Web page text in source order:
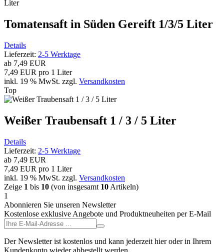
Tomatensaft in Süden Gereift 1/3/5 Liter
Details
Lieferzeit: 2-5 Werktage
ab 7,49 EUR
7,49 EUR pro 1 Liter
inkl. 19 % MwSt. zzgl. Versandkosten
Top
Weißer Traubensaft 1 / 3 / 5 Liter
Details
Lieferzeit: 2-5 Werktage
ab 7,49 EUR
7,49 EUR pro 1 Liter
inkl. 19 % MwSt. zzgl. Versandkosten
Zeige 1 bis 10 (von insgesamt 10 Artikeln)
1
Abonnieren Sie unseren Newsletter
Kostenlose exklusive Angebote und Produktneuheiten per E-Mail
Der Newsletter ist kostenlos und kann jederzeit hier oder in Ihrem
Kundenkonto wieder abbestellt werden.